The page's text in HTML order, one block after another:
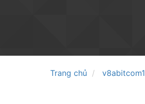
Trang chủ v8abitcom1